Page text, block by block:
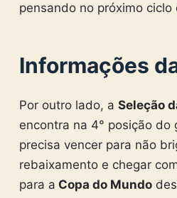
pensando no próximo ciclo
Informações
Por outro lado, a Seleção
encontra na 4° posição do
precisa vencer para não
rebaixamento e chegar
para a Copa do Mundo